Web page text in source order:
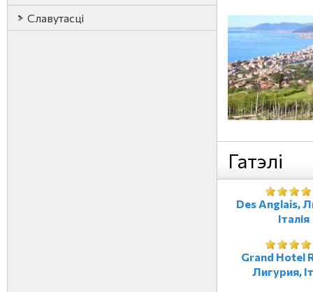
Славутасці
Гатэлі
Des Anglais,
Італія
Grand Hotel
Лигурия,